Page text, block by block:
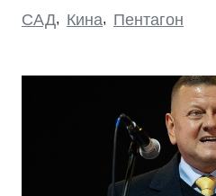
САД, Кина, Пентагон